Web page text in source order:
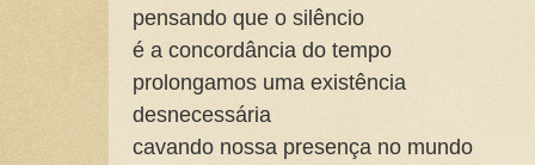
pensando que o silêncio
é a concordância do tempo
prolongamos uma existência
desnecessária
cavando nossa presença no mundo